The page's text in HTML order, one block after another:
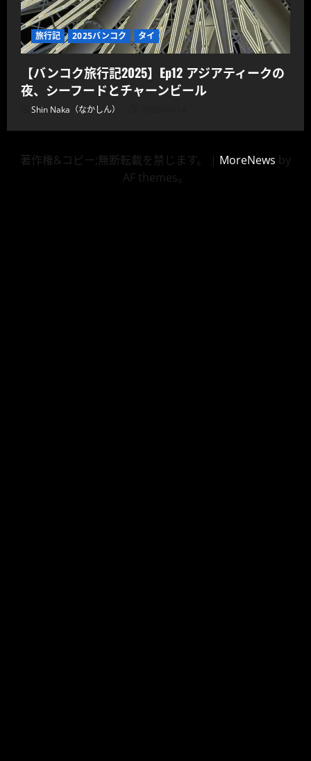
旅行記 2025バンコク タイ
【バンコク旅行記2025】Ep12 アジアティークの
夜、シーフードとチャーンビール
Shin Naka（なかしん）
著作権&コピー;無断転載を禁じます。 | MoreNews by
AF themes。